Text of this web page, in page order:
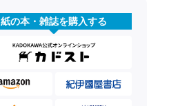
紙の本・雑誌を購入する